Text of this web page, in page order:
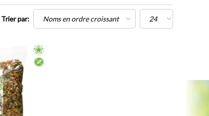
Trier par: